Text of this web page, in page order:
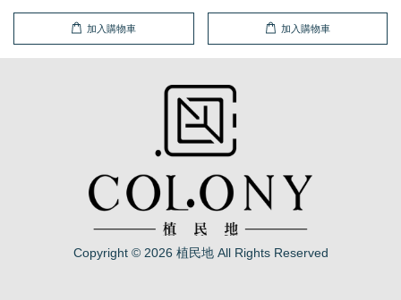
加入購物車 加入購物車
Copyright © 2026 植民地 All Rights Reserved